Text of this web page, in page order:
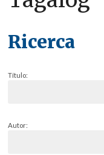
Ricerca
Título:
Autor: